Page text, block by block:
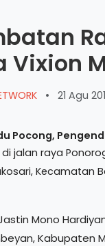
Vixion
• 21 Agu
jalan raya
Kecamatan
Mono
Kabupaten